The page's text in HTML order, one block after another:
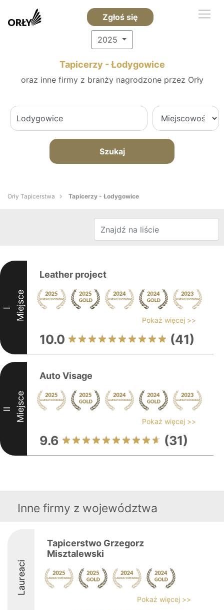
Zgłoś się
2025
Tapicerzy - Łodygowice
oraz inne firmy z branży nagrodzone przez Orły
Szukaj
Orły Tapicerstwa Tapicerzy - Łodygowice
I Miejsce
Leather project
Pokaż więcej >>
10.0 (41)
II Miejsce
Auto Visage
Pokaż więcej >>
9.6 (31)
Inne firmy z województwa
Laureaci
Tapicerstwo Grzegorz
Misztalewski
Pokaż więcej >>